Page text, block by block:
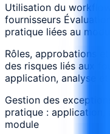
Utilisation du
fournisseurs
pratique liées au
Rôles, approbations
des risques liés aux
application, analyse
Gestion des
pratique : application,
module